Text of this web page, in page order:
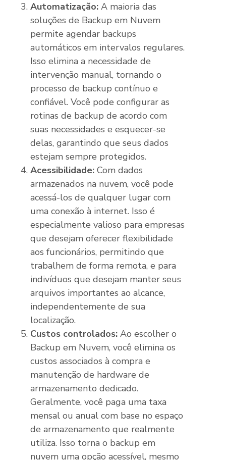
Automatização: A maioria das
soluções de Backup em Nuvem
permite agendar backups
automáticos em intervalos regulares.
Isso elimina a necessidade de
intervenção manual, tornando o
processo de backup contínuo e
confiável. Você pode configurar as
rotinas de backup de acordo com
suas necessidades e esquecer-se
delas, garantindo que seus dados
estejam sempre protegidos.
Acessibilidade: Com dados
armazenados na nuvem, você pode
acessá-los de qualquer lugar com
uma conexão à internet. Isso é
especialmente valioso para empresas
que desejam oferecer flexibilidade
aos funcionários, permitindo que
trabalhem de forma remota, e para
indivíduos que desejam manter seus
arquivos importantes ao alcance,
independentemente de sua
localização.
Custos controlados: Ao escolher o
Backup em Nuvem, você elimina os
custos associados à compra e
manutenção de hardware de
armazenamento dedicado.
Geralmente, você paga uma taxa
mensal ou anual com base no espaço
de armazenamento que realmente
utiliza. Isso torna o backup em
nuvem uma opção acessível, mesmo